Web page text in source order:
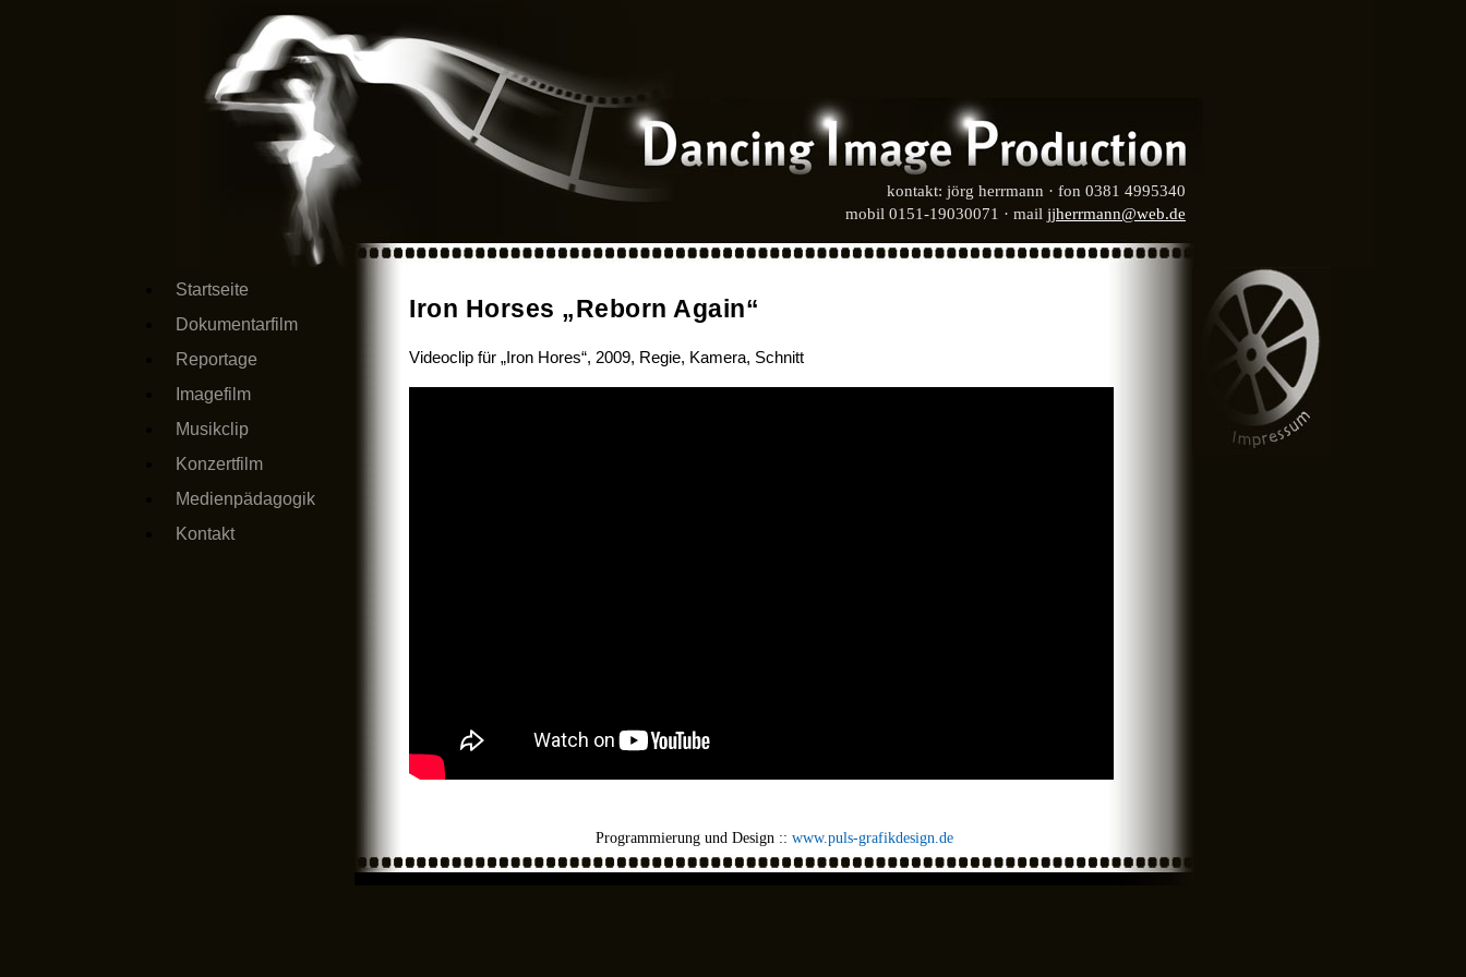
kontakt: jörg herrmann · fon 0381 4995340
mobil 0151-19030071 · mail jjherrmann@web.de
Startseite
Dokumentarfilm
Reportage
Imagefilm
Musikclip
Konzertfilm
Medienpädagogik
Kontakt
Iron Horses „Reborn Again“
Videoclip für „Iron Hores“, 2009, Regie, Kamera, Schnitt
Programmierung und Design :: www.puls-grafikdesign.de